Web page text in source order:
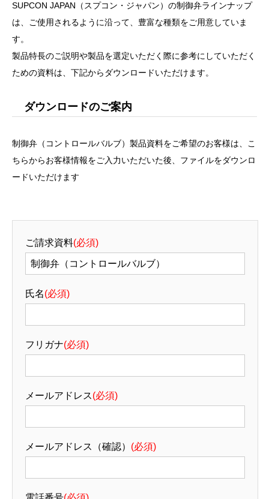
SUPCON JAPAN（スプコン・ジャパン）の制御弁ラインナップ
は、ご使用されるように沿って、豊富な種類をご用意していま
す。
製品特長のご説明や製品を選定いただく際に参考にしていただく
ための資料は、下記からダウンロードいただけます。
ダウンロードのご案内
制御弁（コントロールバルブ）製品資料をご希望のお客様は、こ
ちらからお客様情報をご入力いただいた後、ファイルをダウンロ
ードいただけます
ご請求資料(必須)
氏名(必須)
フリガナ(必須)
メールアドレス(必須)
メールアドレス（確認） (必須)